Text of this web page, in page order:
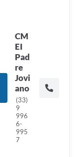
CM
EI
Pad
re
Jovi
ano
(33)
9
996
6-
995
7